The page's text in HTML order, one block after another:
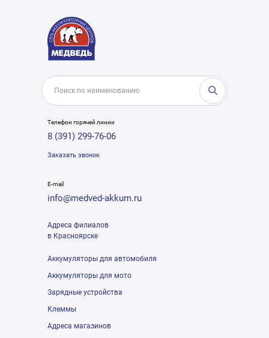
Телефон горячей линии
8 (391) 299-76-06
Заказать звонок
E-mail
info@medved-akkum.ru
Адреса филиалов
в Красноярске
Аккумуляторы для автомобиля
Аккумуляторы для мото
Зарядные устройства
Клеммы
Адреса магазинов